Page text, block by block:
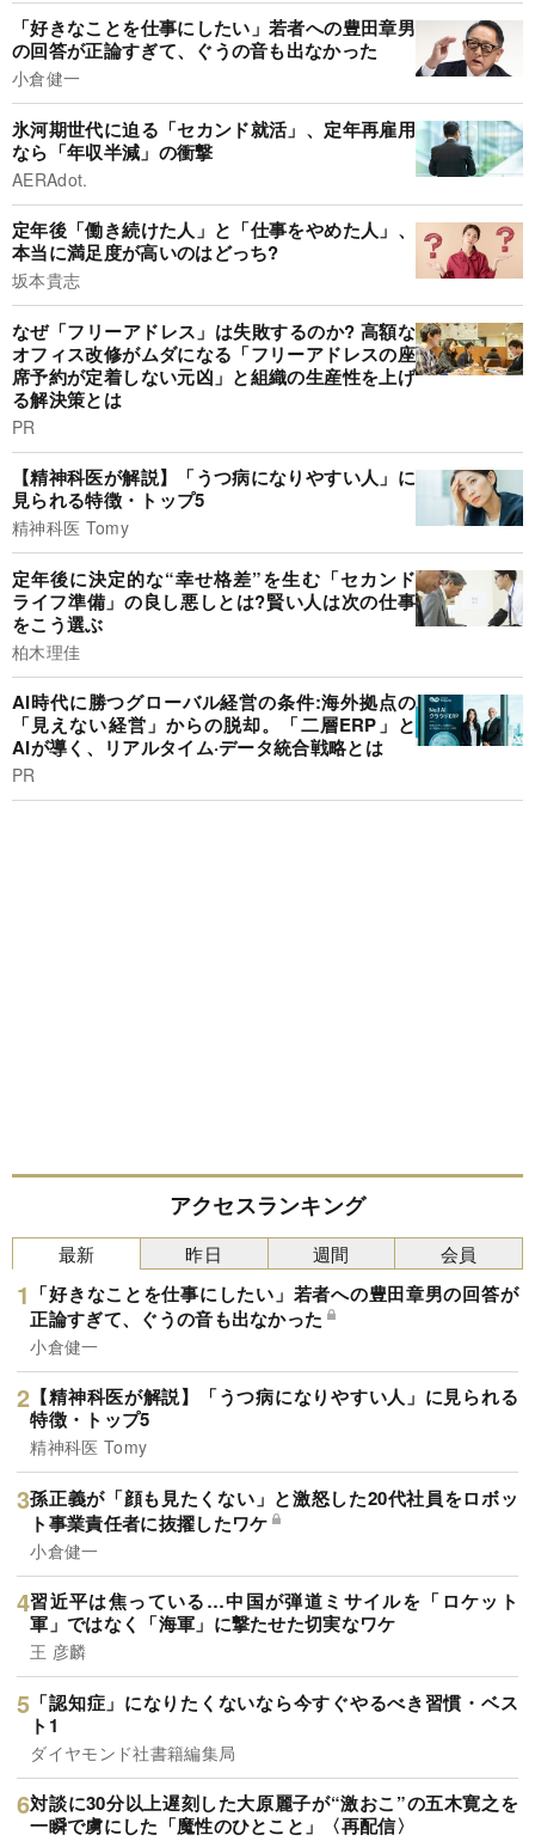
「好きなことを仕事にしたい」若者への豊田章男
の回答が正論すぎて、ぐうの音も出なかった
小倉健一
氷河期世代に迫る「セカンド就活」、定年再雇用
なら「年収半減」の衝撃
AERAdot.
定年後「働き続けた人」と「仕事をやめた人」、
本当に満足度が高いのはどっち?
坂本貴志
なぜ「フリーアドレス」は失敗するのか? 高額な
オフィス改修がムダになる「フリーアドレスの座
席予約が定着しない元凶」と組織の生産性を上げ
る解決策とは
PR
【精神科医が解説】「うつ病になりやすい人」に
見られる特徴・トップ5
精神科医 Tomy
定年後に決定的な“幸せ格差”を生む「セカンド
ライフ準備」の良し悪しとは?賢い人は次の仕事
をこう選ぶ
柏木理佳
AI時代に勝つグローバル経営の条件:海外拠点の
「見えない経営」からの脱却。「二層ERP」と
AIが導く、リアルタイム·データ統合戦略とは
PR
アクセスランキング
最新
「好きなことを仕事にしたい」若者への豊田章男の回答が
正論すぎて、ぐうの音も出なかった
小倉健一
【精神科医が解説】「うつ病になりやすい人」に見られる
特徴・トップ5
精神科医 Tomy
孫正義が「顔も見たくない」と激怒した20代社員をロボッ
ト事業責任者に抜擢したワケ
小倉健一
習近平は焦っている…中国が弾道ミサイルを「ロケット
軍」ではなく「海軍」に撃たせた切実なワケ
王 彦麟
「認知症」になりたくないなら今すぐやるべき習慣・ベス
ト1
ダイヤモンド社書籍編集局
対談に30分以上遅刻した大原麗子が“激おこ”の五木寛之を
一瞬で虜にした「魔性のひとこと」〈再配信〉
昨日 週間 会員